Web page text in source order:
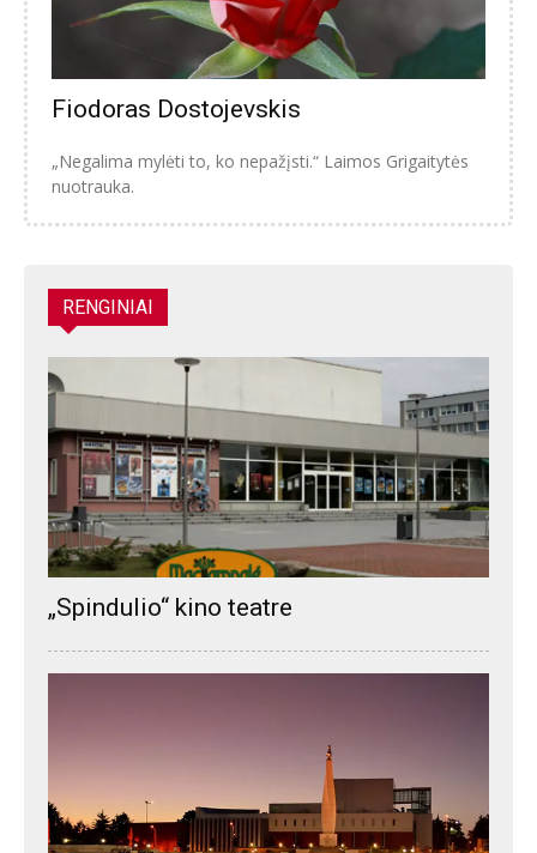
Fiodoras Dostojevskis
„Negalima mylėti to, ko nepažįsti.“ Laimos Grigaitytės
nuotrauka.
RENGINIAI
„Spindulio“ kino teatre